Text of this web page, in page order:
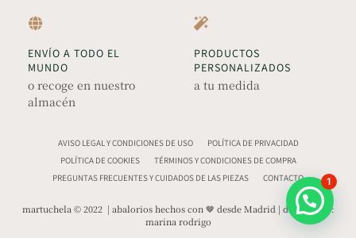
ENVÍO A TODO EL
MUNDO
o recoge en nuestro
almacén
PRODUCTOS
PERSONALIZADOS
a tu medida
AVISO LEGAL Y CONDICIONES DE USO
POLÍTICA DE PRIVACIDAD
POLÍTICA DE COOKIES
TÉRMINOS Y CONDICIONES DE COMPRA
PREGUNTAS FRECUENTES Y CUIDADOS DE LAS PIEZAS
CONTACTO
martuchela © 2022 | abalorios hechos con 🤎 desde Madrid | diseño web:
marina rodrigo
1